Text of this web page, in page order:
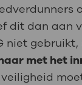
dit dan aan
niet
met het